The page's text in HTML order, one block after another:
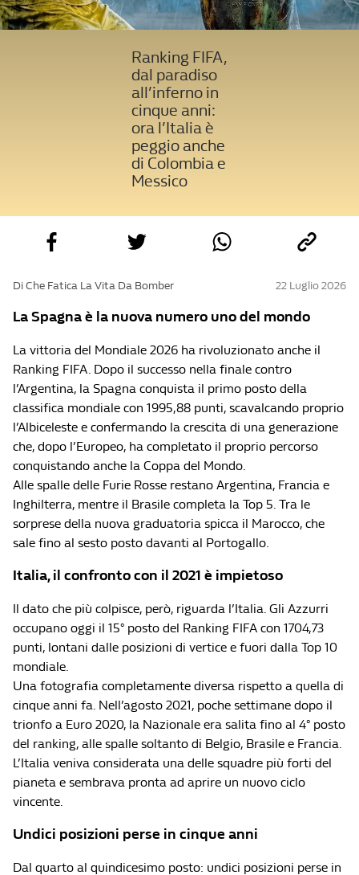
Ranking FIFA,
dal paradiso
all’inferno in
cinque anni:
ora l’Italia è
peggio anche
di Colombia e
Messico
Di Che Fatica La Vita Da Bomber 22 Luglio 2026
La Spagna è la nuova numero uno del mondo
La vittoria del Mondiale 2026 ha rivoluzionato anche il
Ranking FIFA. Dopo il successo nella finale contro
l’Argentina, la Spagna conquista il primo posto della
classifica mondiale con 1995,88 punti, scavalcando proprio
l’Albiceleste e confermando la crescita di una generazione
che, dopo l’Europeo, ha completato il proprio percorso
conquistando anche la Coppa del Mondo.
Alle spalle delle Furie Rosse restano Argentina, Francia e
Inghilterra, mentre il Brasile completa la Top 5. Tra le
sorprese della nuova graduatoria spicca il Marocco, che
sale fino al sesto posto davanti al Portogallo.
Italia, il confronto con il 2021 è impietoso
Il dato che più colpisce, però, riguarda l’Italia. Gli Azzurri
occupano oggi il 15° posto del Ranking FIFA con 1704,73
punti, lontani dalle posizioni di vertice e fuori dalla Top 10
mondiale.
Una fotografia completamente diversa rispetto a quella di
cinque anni fa. Nell’agosto 2021, poche settimane dopo il
trionfo a Euro 2020, la Nazionale era salita fino al 4° posto
del ranking, alle spalle soltanto di Belgio, Brasile e Francia.
L’Italia veniva considerata una delle squadre più forti del
pianeta e sembrava pronta ad aprire un nuovo ciclo
vincente.
Undici posizioni perse in cinque anni
Dal quarto al quindicesimo posto: undici posizioni perse in